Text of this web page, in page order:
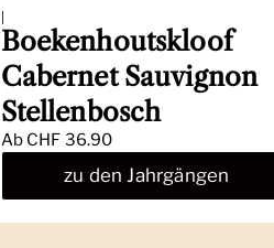
Boekenhoutskloof
Cabernet Sauvignon
Stellenbosch
Ab CHF 36.90
zu den Jahrgängen